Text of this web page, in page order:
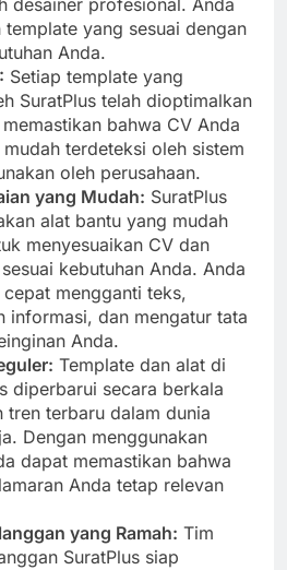
desainer profesional. Anda
yang sesuai dengan
Anda.
Setiap template yang
SuratPlus telah dioptimalkan
bahwa CV Anda
terdeteksi oleh sistem
oleh perusahaan.
yang Mudah: SuratPlus
alat bantu yang mudah
menyesuaikan CV dan
kebutuhan Anda. Anda
mengganti teks,
informasi, dan mengatur tata
Anda.
Template dan alat di
diperbarui secara berkala
tren terbaru dalam dunia
Dengan menggunakan
dapat memastikan bahwa
Anda tetap relevan
yang Ramah: Tim
SuratPlus siap